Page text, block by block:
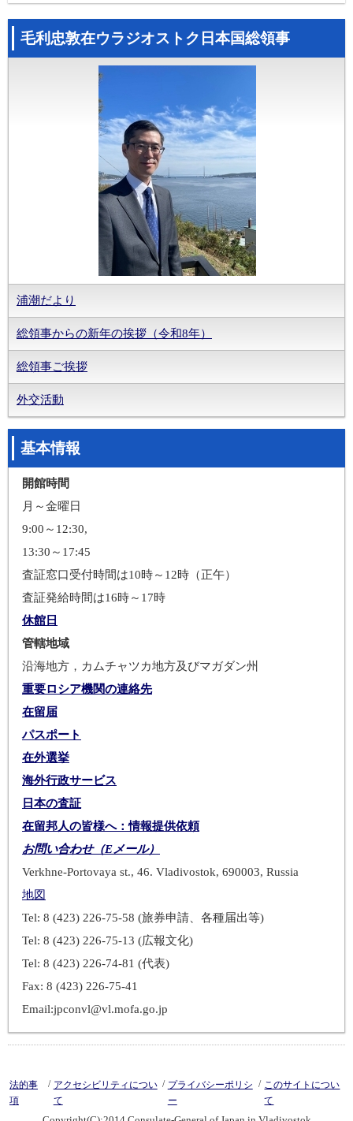
毛利忠敦在ウラジオストク日本国総領事
浦潮だより
総領事からの新年の挨拶（令和8年）
総領事ご挨拶
外交活動
基本情報
開館時間
月～金曜日
9:00～12:30,
13:30～17:45
査証窓口受付時間は10時～12時（正午）
査証発給時間は16時～17時
休館日
管轄地域
沿海地方，カムチャツカ地方及びマガダン州
重要ロシア機関の連絡先
在留届
パスポート
在外選挙
海外行政サービス
日本の査証
在留邦人の皆様へ：情報提供依頼
お問い合わせ（Eメール）
Verkhne-Portovaya st., 46. Vladivostok, 690003, Russia
地図
Tel: 8 (423) 226-75-58 (旅券申請、各種届出等)
Tel: 8 (423) 226-75-13 (広報文化)
Tel: 8 (423) 226-74-81 (代表)
Fax: 8 (423) 226-75-41
Email:jpconvl@vl.mofa.go.jp
法的事
項
/ アクセシビリティについ
て
/ プライバシーポリシ
ー
/ このサイトについ
て